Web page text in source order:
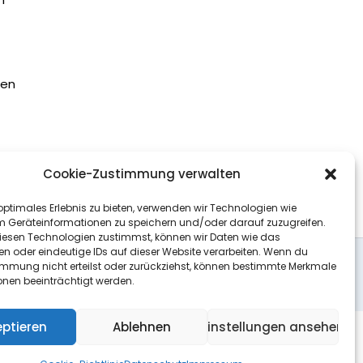
Cookie-Zustimmung verwalten
Erlebnis zu bieten, verwenden wir Technologien wie
Geräteinformationen zu speichern und/oder darauf zuzugreifen.
Technologien zustimmst, können wir Daten wie das
oder eindeutige IDs auf dieser Website verarbeiten. Wenn du
nicht erteilst oder zurückziehst, können bestimmte Merkmale
beeinträchtigt werden.
Ablehnen Einstellungen ansehen
Newsletter Impressum Datenschutz